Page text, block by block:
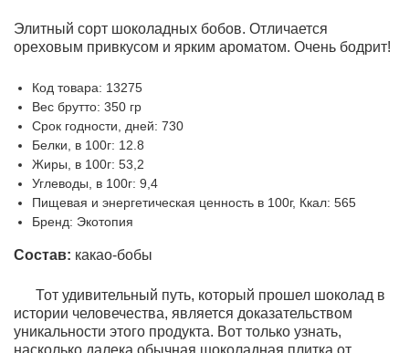
Элитный сорт шоколадных бобов. Отличается
ореховым привкусом и ярким ароматом. Очень бодрит!
Код товара: 13275
Вес брутто: 350 гр
Срок годности, дней: 730
Белки, в 100г: 12.8
Жиры, в 100г: 53,2
Углеводы, в 100г: 9,4
Пищевая и энергетическая ценность в 100г, Ккал: 565
Бренд: Экотопия
Состав: какао-бобы
Тот удивительный путь, который прошел шоколад в
истории человечества, является доказательством
уникальности этого продукта. Вот только узнать,
насколько далека обычная шоколадная плитка от